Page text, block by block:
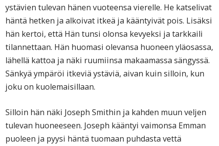
ystävien tulevan hänen vuoteensa vierelle. He katselivat
häntä hetken ja alkoivat itkeä ja kääntyivät pois. Lisäksi
hän kertoi, että Hän tunsi olonsa kevyeksi ja tarkkaili
tilannettaan. Hän huomasi olevansa huoneen yläosassa,
lähellä kattoa ja näki ruumiinsa makaamassa sängyssä.
Sänkyä ympäröi itkeviä ystäviä, aivan kuin silloin, kun
joku on kuolemaisillaan.
Silloin hän näki Joseph Smithin ja kahden muun veljen
tulevan huoneeseen. Joseph kääntyi vaimonsa Emman
puoleen ja pyysi häntä tuomaan puhdasta vettä